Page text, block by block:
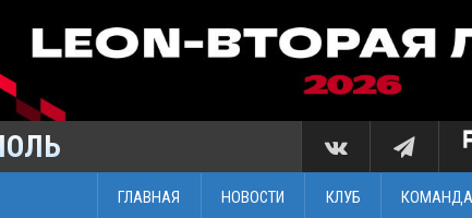
ГЛАВНАЯ НОВОСТИ КЛУБ КОМАНДА